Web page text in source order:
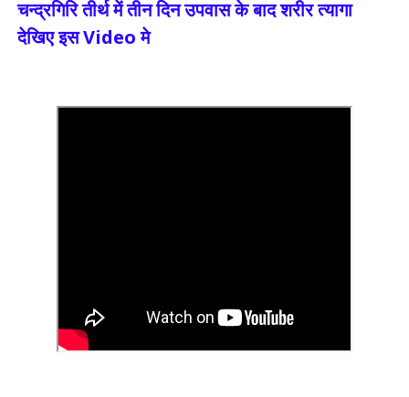
चन्द्रगिरि तीर्थ में तीन दिन उपवास के बाद शरीर त्यागा
देखिए इस Video मे